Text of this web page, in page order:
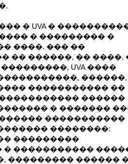
� UVA � ����������
� ��������� �
����. ��� ��
�� ������, �� ����.
UVA ����
������,
����������� ��
������
� �������
�����������
��������:
���������
�����������
��������� ������